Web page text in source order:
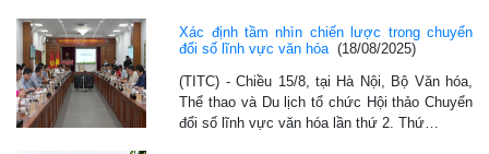
Xác định tầm nhìn chiến lược trong chuyển
đổi số lĩnh vực văn hóa (18/08/2025)
(TITC) - Chiều 15/8, tại Hà Nội, Bộ Văn hóa,
Thể thao và Du lịch tổ chức Hội thảo Chuyển
đổi số lĩnh vực văn hóa lần thứ 2. Thứ…